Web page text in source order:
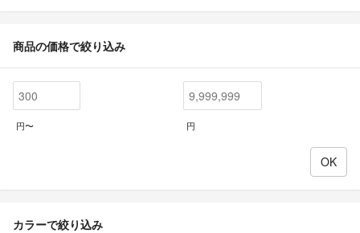
商品の価格で絞り込み
円〜 円
カラーで絞り込み